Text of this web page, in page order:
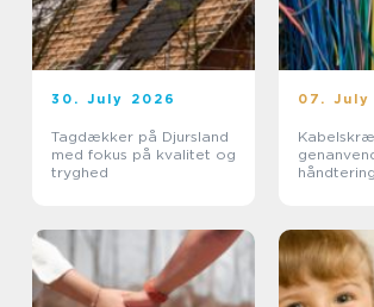
30. July 2026
Tagdækker på Djursland
med fokus på kvalitet og
tryghed
07. July